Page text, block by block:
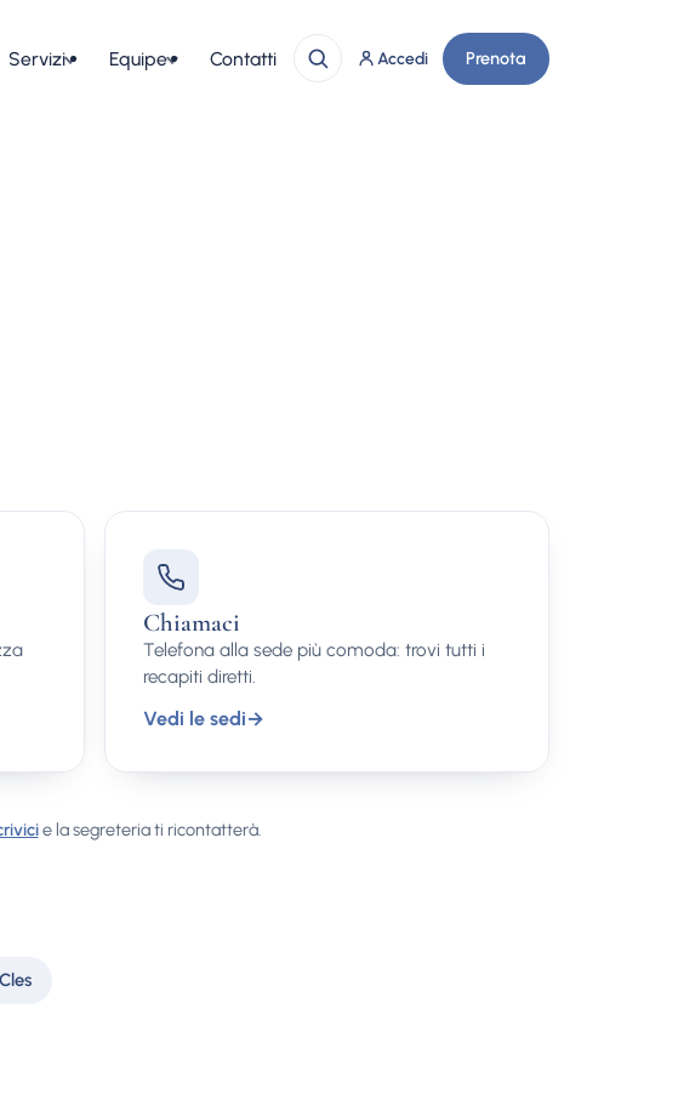
Servizi Equipe Contatti Accedi Prenota
Chiamaci
Telefona alla sede più comoda: trovi tutti i
recapiti diretti.
Vedi le sedi→
e la segreteria ti ricontatterà.
Cles